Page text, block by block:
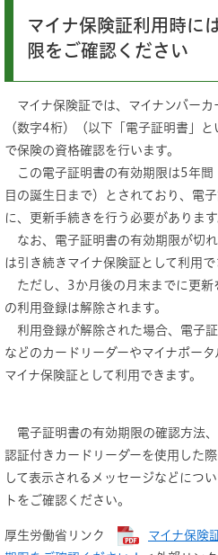
マイナ保険証利用時に
限をご確認ください
マイナ保険証では、マイナンバー
（数字4桁）（以下「電子証明書」
で保険の資格確認を行います。
この電子証明書の有効期限は5年間
目の誕生日まで）とされており、電
に、更新手続きを行う必要があります
なお、電子証明書の有効期限が切
は引き続きマイナ保険証として利用で
ただし、3か月後の月末までに更新
の利用登録は解除されます。
利用登録が解除された場合、電子
などのカードリーダーやマイナポー
マイナ保険証として利用できます。
電子証明書の有効期限の確認方法
認証付きカードリーダーを使用した
して表示されるメッセージなどにつ
トをご確認ください。
厚生労働省リンク
マイナ保険